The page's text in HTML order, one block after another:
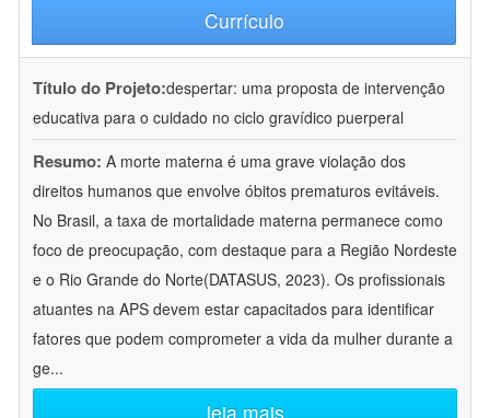
Currículo
Título do Projeto:despertar: uma proposta de intervenção
educativa para o cuidado no ciclo gravídico puerperal
Resumo: A morte materna é uma grave violação dos
direitos humanos que envolve óbitos prematuros evitáveis.
No Brasil, a taxa de mortalidade materna permanece como
foco de preocupação, com destaque para a Região Nordeste
e o Rio Grande do Norte(DATASUS, 2023). Os profissionais
atuantes na APS devem estar capacitados para identificar
fatores que podem comprometer a vida da mulher durante a
ge...
leia mais